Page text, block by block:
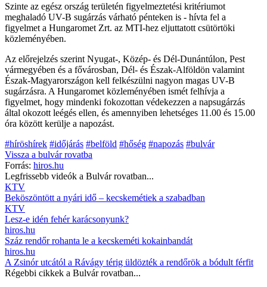
Szinte az egész ország területén figyelmeztetési kritériumot
meghaladó UV-B sugárzás várható pénteken is - hívta fel a
figyelmet a Hungaromet Zrt. az MTI-hez eljuttatott csütörtöki
közleményében.
Az előrejelzés szerint Nyugat-, Közép- és Dél-Dunántúlon, Pest
vármegyében és a fővárosban, Dél- és Észak-Alföldön valamint
Észak-Magyarországon kell felkészülni nagyon magas UV-B
sugárzásra. A Hungaromet közleményében ismét felhívja a
figyelmet, hogy mindenki fokozottan védekezzen a napsugárzás
által okozott leégés ellen, és amennyiben lehetséges 11.00 és 15.00
óra között kerülje a napozást.
#híröshírek #időjárás #belföld #hőség #napozás #bulvár
Vissza a bulvárrovatba
Forrás: hiros.hu
Legfrissebb videók a Bulvárrovatban...
KTV
Beköszöntött a nyári idő – kecskemétiek a szabadban
KTV
Lesz-e idén fehér karácsonyunk?
hiros.hu
Száz rendőr rohanta le a kecskeméti kokainbandát
hiros.hu
A Zsinór utcától a Rávágy térig üldözték a rendőrök a bódult férfit
Régebbi cikkek a Bulvárrovatban...